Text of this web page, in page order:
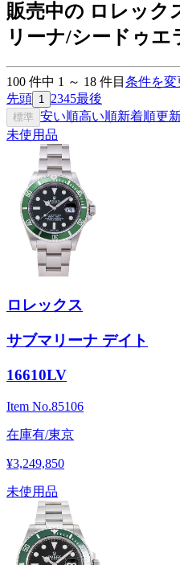
販売中の ロレック
リーナ/シードゥエ
100 件中 1 ～ 18 件目 条件を変
先頭 1 2345最後
標準 安い順高い順新着順更
未使用品
ロレックス
サブマリーナ デイト
16610LV
Item No.85106
在庫有/東京
¥3,249,850
未使用品